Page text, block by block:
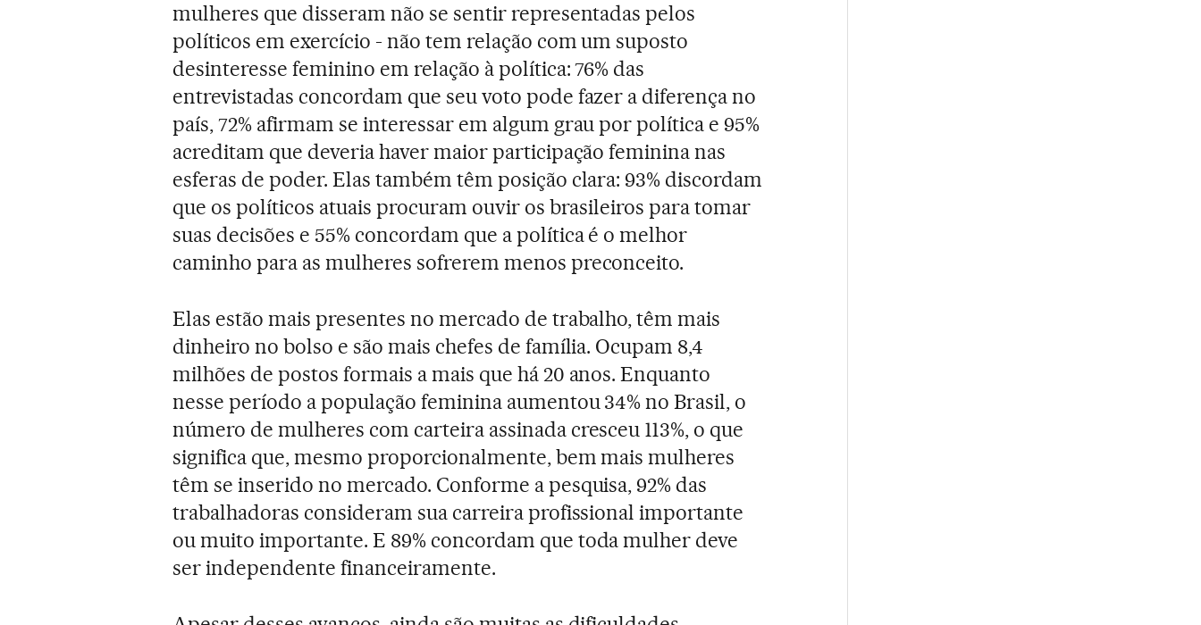
mulheres que disseram não se sentir representadas pelos
políticos em exercício - não tem relação com um suposto
desinteresse feminino em relação à política: 76% das
entrevistadas concordam que seu voto pode fazer a diferença no
país, 72% afirmam se interessar em algum grau por política e 95%
acreditam que deveria haver maior participação feminina nas
esferas de poder. Elas também têm posição clara: 93% discordam
que os políticos atuais procuram ouvir os brasileiros para tomar
suas decisões e 55% concordam que a política é o melhor
caminho para as mulheres sofrerem menos preconceito.
Elas estão mais presentes no mercado de trabalho, têm mais
dinheiro no bolso e são mais chefes de família. Ocupam 8,4
milhões de postos formais a mais que há 20 anos. Enquanto
nesse período a população feminina aumentou 34% no Brasil, o
número de mulheres com carteira assinada cresceu 113%, o que
significa que, mesmo proporcionalmente, bem mais mulheres
têm se inserido no mercado. Conforme a pesquisa, 92% das
trabalhadoras consideram sua carreira profissional importante
ou muito importante. E 89% concordam que toda mulher deve
ser independente financeiramente.